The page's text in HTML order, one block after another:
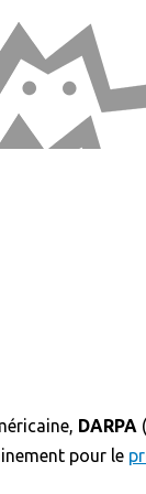
DARPA
pour le